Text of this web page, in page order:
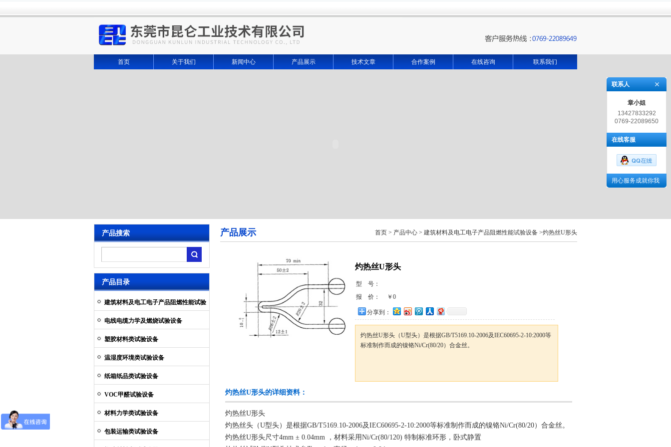
首页 关于我们 新闻中心 产品展示 技术文章 合作案例 在线咨询 联系我们
产品搜索
产品目录
建筑材料及电工电子产品阻燃性能试验
电线电缆力学及燃烧试验设备
塑胶材料类试验设备
温湿度环境类试验设备
纸箱纸品类试验设备
VOC甲醛试验设备
材料力学类试验设备
包装运输类试验设备
产品展示 首页 > 产品中心 > 建筑材料及电工电子产品阻燃性能试验设备 >灼热丝U形头
灼热丝U形头
型 号：
报 价：
￥0
分享到：
灼热丝U形头（U型头）是根据GB/T5169.10-2006及IEC60695-2-10:2000等
标准制作而成的镍铬Ni/Cr(80/20）合金丝。
灼热丝U形头的详细资料：
灼热丝U形头
灼热丝头（U型头）是根据GB/T5169.10-2006及IEC60695-2-10:2000等标准制作而成的镍铬Ni/Cr(80/20）合金丝。
灼热丝U形头尺寸4mm ± 0.04mm ，材料采用Ni/Cr(80/120) 特制标准环形，卧式静置
联系人
章小姐
13427833292
0769-22089650
在线客服
用心服务成就你我